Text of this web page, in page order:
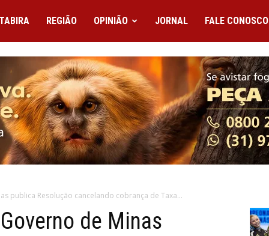
REGIÃO OPINIÃO JORNAL FALE CONOSCO
publica Resolução cancelando cobrança de Taxa...
de Minas